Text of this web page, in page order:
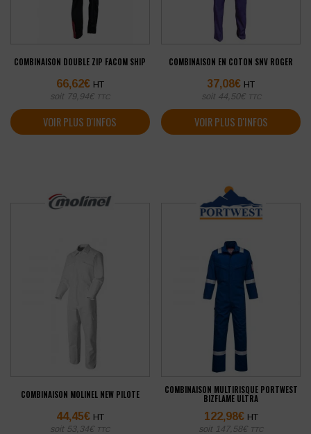
COMBINAISON DOUBLE ZIP FACOM SHIP
66,62€ HT
soit 79,94€ TTC
VOIR PLUS D'INFOS
COMBINAISON EN COTON SNV ROGER
37,08€ HT
soit 44,50€ TTC
VOIR PLUS D'INFOS
COMBINAISON MOLINEL NEW PILOTE
44,45€ HT
soit 53,34€ TTC
COMBINAISON MULTIRISQUE PORTWEST
BIZFLAME ULTRA
122,98€ HT
soit 147,58€ TTC